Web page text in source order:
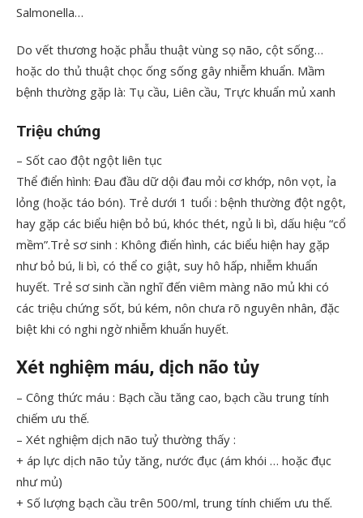
Salmonella…
Do vết thương hoặc phẫu thuật vùng sọ não, cột sống…
hoặc do thủ thuật chọc ống sống gây nhiễm khuẩn. Mầm
bệnh thường gặp là: Tụ cầu, Liên cầu, Trực khuẩn mủ xanh
Triệu chứng
– Sốt cao đột ngột liên tục
Thể điển hình: Đau đầu dữ dội đau mỏi cơ khớp, nôn vọt, ỉa
lỏng (hoặc táo bón). Trẻ dưới 1 tuổi : bệnh thường đột ngột,
hay gặp các biểu hiện bỏ bú, khóc thét, ngủ li bì, dấu hiệu “cổ
mềm”.Trẻ sơ sinh : Không điển hình, các biểu hiện hay gặp
như bỏ bú, li bì, có thể co giật, suy hô hấp, nhiễm khuẩn
huyết. Trẻ sơ sinh cần nghĩ đến viêm màng não mủ khi có
các triệu chứng sốt, bú kém, nôn chưa rõ nguyên nhân, đặc
biệt khi có nghi ngờ nhiễm khuẩn huyết.
Xét nghiệm máu, dịch não tủy
– Công thức máu : Bạch cầu tăng cao, bạch cầu trung tính
chiếm ưu thế.
– Xét nghiệm dịch não tuỷ thường thấy :
+ áp lực dịch não tủy tăng, nước đục (ám khói … hoặc đục
như mủ)
+ Số lượng bạch cầu trên 500/ml, trung tính chiếm ưu thế.